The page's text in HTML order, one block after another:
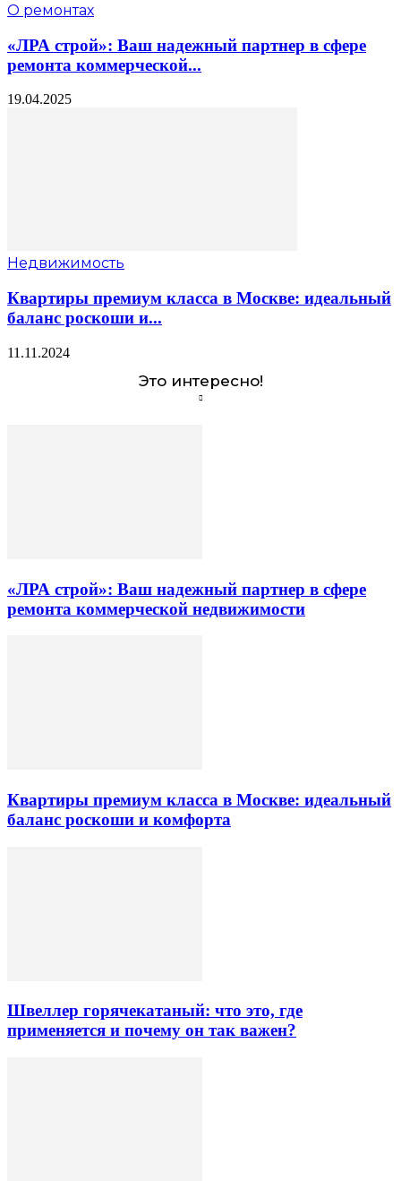
О ремонтах
«ЛРА строй»: Ваш надежный партнер в сфере
ремонта коммерческой...
19.04.2025
Недвижимость
Квартиры премиум класса в Москве: идеальный
баланс роскоши и...
11.11.2024
Это интересно!
«ЛРА строй»: Ваш надежный партнер в сфере
ремонта коммерческой недвижимости
Квартиры премиум класса в Москве: идеальный
баланс роскоши и комфорта
Швеллер горячекатаный: что это, где
применяется и почему он так важен?